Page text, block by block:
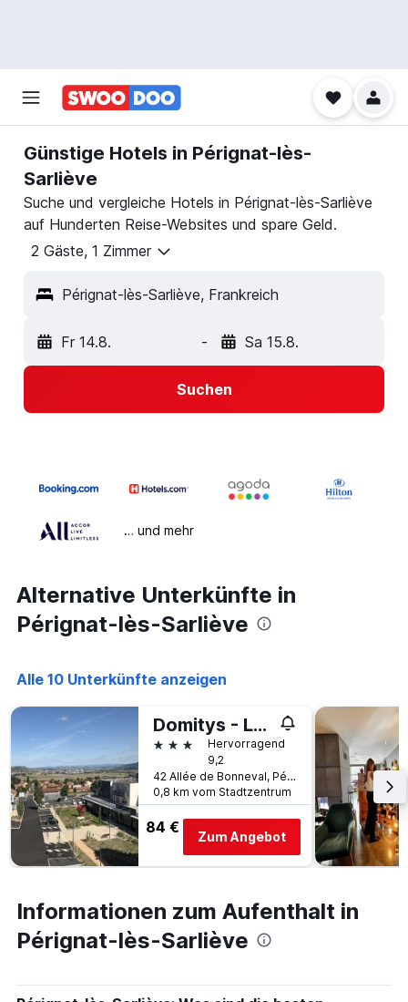
Günstige Hotels in Pérignat-lès-
Sarliève
Suche und vergleiche Hotels in Pérignat-lès-Sarliève
auf Hunderten Reise-Websites und spare Geld.
2 Gäste, 1 Zimmer
Pérignat-lès-Sarliève, Frankreich
Fr 14.8. - Sa 15.8.
Suchen
… und mehr
Alternative Unterkünfte in
Pérignat-lès-Sarliève
Alle 10 Unterkünfte anzeigen
Domitys - Le Manoir - Le Castel Du Val
3 SterneHervorragend
9,2
42 Allée de Bonneval, Pérignat-lès-Sarliève, Puy-de-Dôme, Frankreich
0,8 km vom Stadtzentrum
84 €
Zum Angebot
Informationen zum Aufenthalt in
Pérignat-lès-Sarliève